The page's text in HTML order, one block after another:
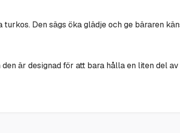
Den sägs öka glädje och ge bäraren
är designad för att bara hålla en liten del av